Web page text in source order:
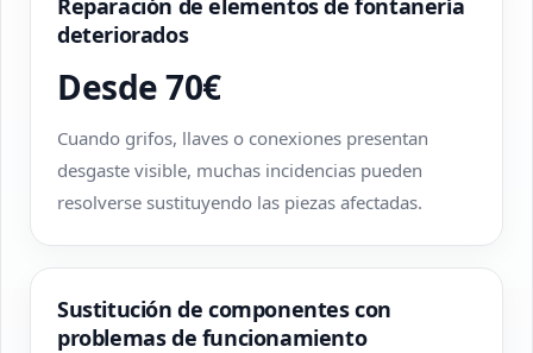
Reparación de elementos de fontanería
deteriorados
Desde 70€
Cuando grifos, llaves o conexiones presentan
desgaste visible, muchas incidencias pueden
resolverse sustituyendo las piezas afectadas.
Sustitución de componentes con
problemas de funcionamiento